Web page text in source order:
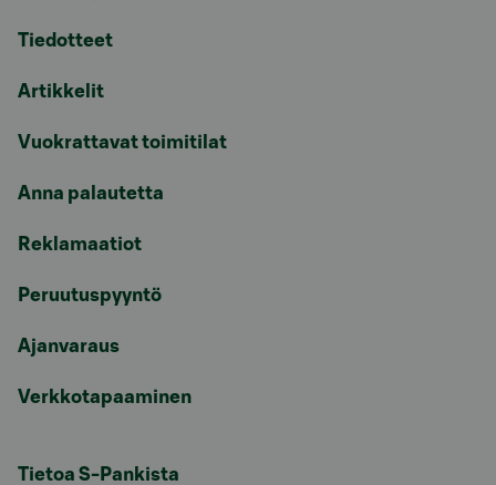
Tiedotteet
Artikkelit
Vuokrattavat toimitilat
Anna palautetta
Reklamaatiot
Peruutuspyyntö
Ajanvaraus
Verkkotapaaminen
Tietoa S-Pankista